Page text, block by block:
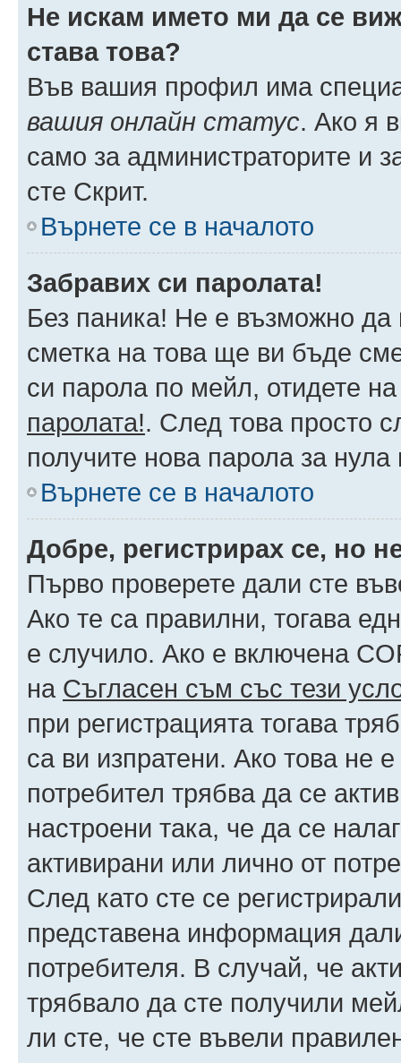
Не искам името ми да се
става това?
Във вашия профил има
вашия онлайн статус. Ако я
само за администраторите и
сте Скрит.
Върнете се в началото
Забравих си паролата!
Без паника! Не е възможно да
сметка на това ще ви бъде
си парола по мейл, отидете
паролата!. След това просто
получите нова парола за
Върнете се в началото
Добре, регистрирах се, но
Първо проверете дали сте
Ако те са правилни, тогава
е случило. Ако е включена
на Съгласен съм със тези
при регистрацията тогава
са ви изпратени. Ако това не
потребител трябва да се
настроени така, че да се
активирани или лично от
След като сте се
представена информация
потребителя. В случай, че
трябвало да сте получили
ли сте, че сте въвели